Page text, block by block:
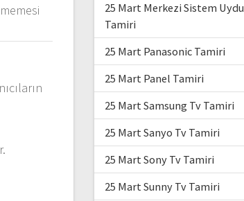
25 Mart Merkezi Sistem Uydu
Tamiri
25 Mart Panasonic Tamiri
25 Mart Panel Tamiri
25 Mart Samsung Tv Tamiri
25 Mart Sanyo Tv Tamiri
25 Mart Sony Tv Tamiri
25 Mart Sunny Tv Tamiri